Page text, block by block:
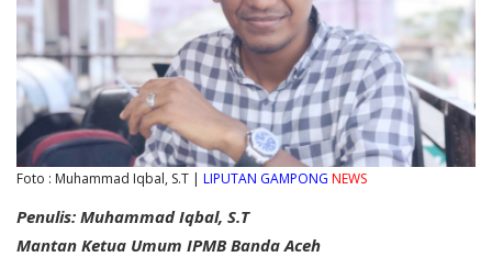
Foto : Muhammad Iqbal, S.T | LIPUTAN GAMPONG NEWS
Penulis: Muhammad Iqbal, S.T
Mantan Ketua Umum IPMB Banda Aceh